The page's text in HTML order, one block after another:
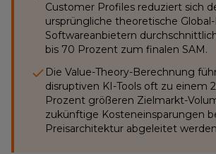
Customer Profiles reduziert sich
ursprüngliche theoretische
Softwareanbietern
bis 70 Prozent zum finalen SAM.
Die Value-Theory-Berechnung
disruptiven KI-Tools oft zu einem
Prozent größeren Zielmarkt-
zukünftige Kosteneinsparungen
Preisarchitektur abgeleitet